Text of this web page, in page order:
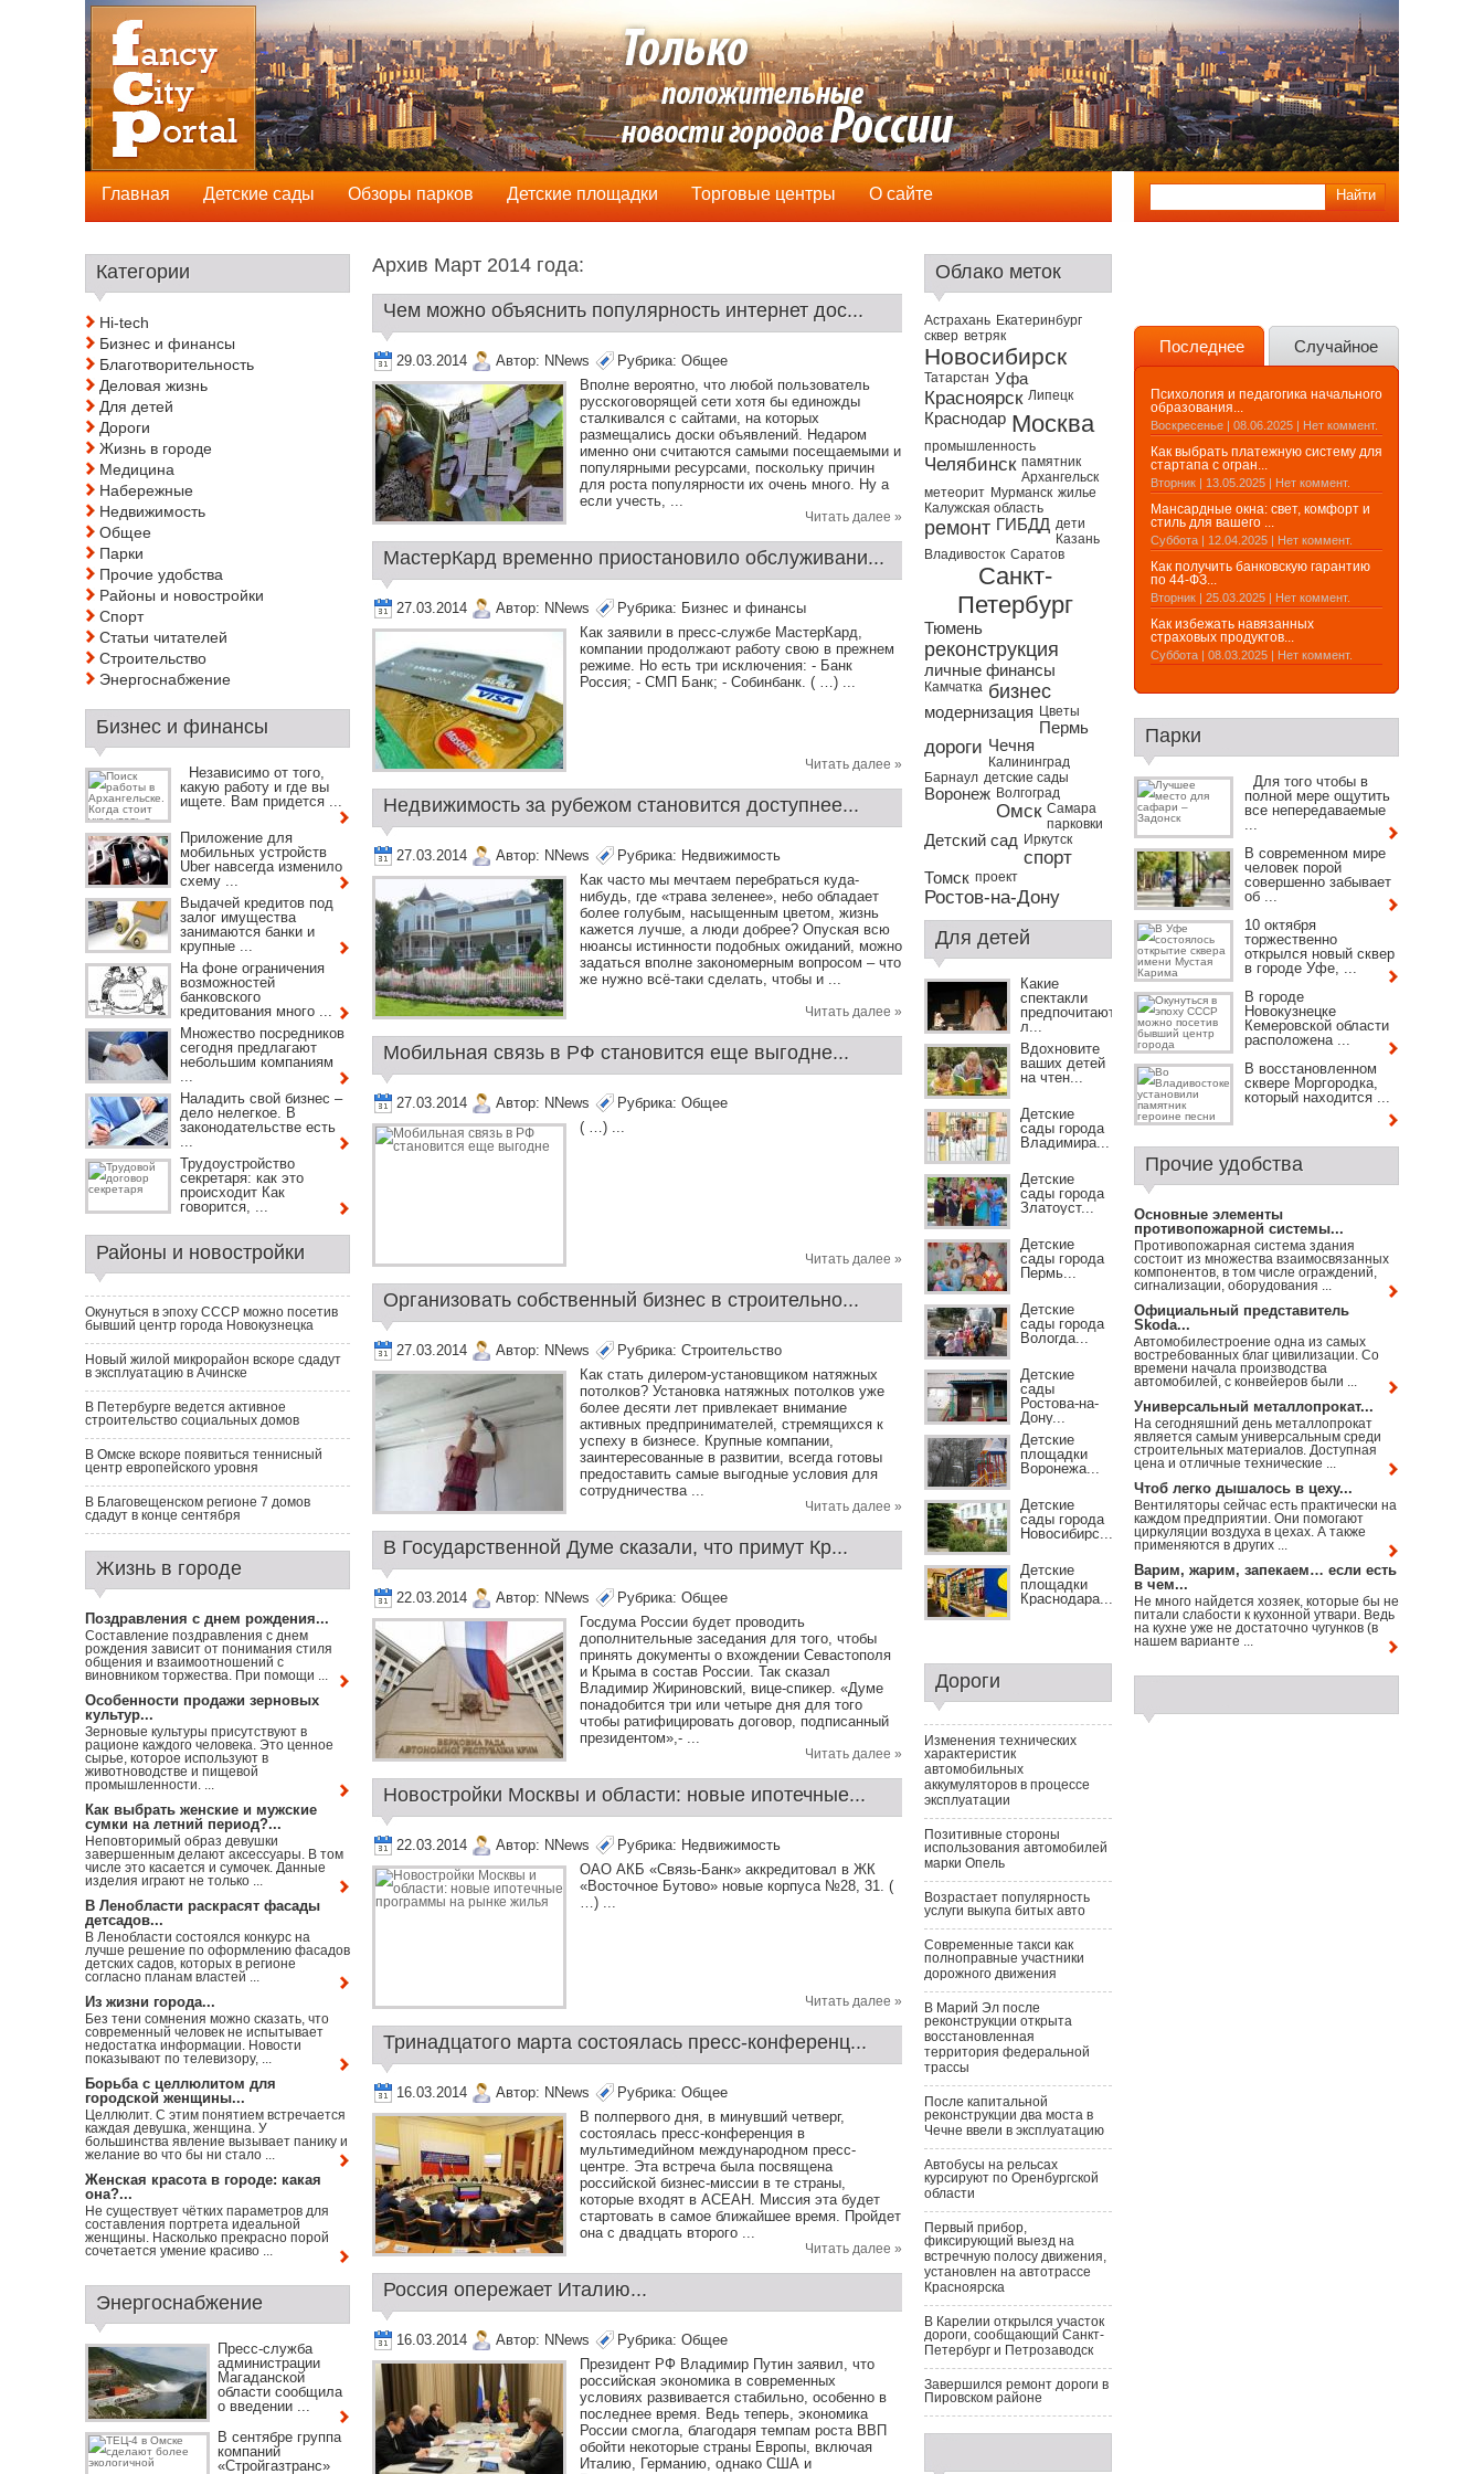
Архив Март 2014 годa:
Чем можно объяснить популярность интернет дос...
29.03.2014 Автор: NNews Рубрика: Общее
Вполне вероятно, что любой пользователь
русскоговорящей сети хотя бы единожды
сталкивался с сайтами, на которых
размещались доски объявлений. Недаром
именно они считаются самыми посещаемыми и
популярными ресурсами, поскольку причин
для роста популярности их очень много. Ну а
если учесть, ...
Читать далее »
МастерКард временно приостановило обслуживани...
27.03.2014 Автор: NNews Рубрика: Бизнес и финансы
Как заявили в пресс-службе МастерКард,
компании продолжают работу свою в прежнем
режиме. Но есть три исключения: - Банк
Россия; - СМП Банк; - Собинбанк. ( …) ...
Читать далее »
Недвижимость за рубежом становится доступнее...
27.03.2014 Автор: NNews Рубрика: Недвижимость
Как часто мы мечтаем перебраться куда-
нибудь, где «трава зеленее», небо обладает
более голубым, насыщенным цветом, жизнь
кажется лучше, а люди добрее? Опуская всю
нюансы истинности подобных ожиданий, можно
задаться вполне закономерным вопросом – что
же нужно всё-таки сделать, чтобы и ...
Читать далее »
Мобильная связь в РФ становится еще выгодне...
27.03.2014 Автор: NNews Рубрика: Общее
( …) ...
Читать далее »
Организовать собственный бизнес в строительно...
27.03.2014 Автор: NNews Рубрика: Строительство
Как стать дилером-установщиком натяжных
потолков? Установка натяжных потолков уже
более десяти лет привлекает внимание
активных предпринимателей, стремящихся к
успеху в бизнесе. Крупные компании,
заинтересованные в развитии, всегда готовы
предоставить самые выгодные условия для
сотрудничества ...
Читать далее »
В Государственной Думе сказали, что примут Кр...
22.03.2014 Автор: NNews Рубрика: Общее
Госдума России будет проводить
дополнительные заседания для того, чтобы
принять документы о вхождении Севастополя
и Крыма в состав России. Так сказал
Владимир Жириновский, вице-спикер. «Думе
понадобится три или четыре дня для того
чтобы ратифицировать договор, подписанный
президентом»,- ...
Читать далее »
Новостройки Москвы и области: новые ипотечные...
22.03.2014 Автор: NNews Рубрика: Недвижимость
ОАО АКБ «Связь-Банк» аккредитовал в ЖК
«Восточное Бутово» новые корпуса №28, 31. (
…) ...
Читать далее »
Тринадцатого марта состоялась пресс-конференц...
16.03.2014 Автор: NNews Рубрика: Общее
В полпервого дня, в минувший четверг,
состоялась пресс-конференция в
мультимедийном международном пресс-
центре. Эта встреча была посвящена
российской бизнес-миссии в те страны,
которые входят в АСЕАН. Миссия эта будет
стартовать в самое ближайшее время. Пройдет
она с двадцать второго ...
Читать далее »
Россия опережает Италию...
16.03.2014 Автор: NNews Рубрика: Общее
Президент РФ Владимир Путин заявил, что
российская экономика в современных
условиях развивается стабильно, особенно в
последнее время. Ведь теперь, экономика
России смогла, благодаря темпам роста ВВП
обойти некоторые страны Европы, включая
Италию, Германию, однако США и
Категории
Hi-tech
Бизнес и финансы
Благотворительность
Деловая жизнь
Для детей
Дороги
Жизнь в городе
Медицина
Набережные
Недвижимость
Общее
Парки
Прочие удобства
Районы и новостройки
Спорт
Статьи читателей
Строительство
Энергоснабжение
Бизнес и финансы
Независимо от того,
какую работу и где вы
ищете. Вам придется ...
Приложение для
мобильных устройств
Uber навсегда изменило
схему ...
Выдачей кредитов под
залог имущества
занимаются банки и
крупные ...
На фоне ограничения
возможностей
банковского
кредитования много ...
Множество посредников
сегодня предлагают
небольшим компаниям
...
Наладить свой бизнес –
дело нелегкое. В
законодательстве есть
...
Трудоустройство
секретаря: как это
происходит Как
говорится, ...
Районы и новостройки
Окунуться в эпоху СССР можно посетив
бывший центр города Новокузнецка
Новый жилой микрорайон вскоре сдадут
в эксплуатацию в Ачинске
В Петербурге ведется активное
строительство социальных домов
В Омске вскоре появиться теннисный
центр европейского уровня
В Благовещенском регионе 7 домов
сдадут в конце сентября
Жизнь в городе
Поздравления с днем рождения...
Составление поздравления с днем
рождения зависит от понимания стиля
общения и взаимоотношений с
виновником торжества. При помощи ...
Особенности продажи зерновых
культур...
Зерновые культуры присутствуют в
рационе каждого человека. Это ценное
сырье, которое используют в
животноводстве и пищевой
промышленности. ...
Как выбрать женские и мужские
сумки на летний период?...
Неповторимый образ девушки
завершенным делают аксессуары. В том
числе это касается и сумочек. Данные
изделия играют не только ...
В Ленобласти раскрасят фасады
детсадов...
В Ленобласти состоялся конкурс на
лучше решение по оформлению фасадов
детских садов, которых в регионе
согласно планам властей ...
Из жизни города...
Без тени сомнения можно сказать, что
современный человек не испытывает
недостатка информации. Новости
показывают по телевизору, ...
Борьба с целлюлитом для
городской женщины...
Целлюлит. С этим понятием встречается
каждая девушка, женщина. У
большинства явление вызывает панику и
желание во что бы ни стало ...
Женская красота в городе: какая
она?...
Не существует чётких параметров для
составления портрета идеальной
женщины. Насколько прекрасно порой
сочетается умение красиво ...
Энергоснабжение
Пресс-служба
администрации
Магаданской
области сообщила
о введении ...
В сентябре группа
компаний
«Стройгазтранс»
Облако меток
Астрахань Екатеринбург
сквер ветряк
Новосибирск
Татарстан Уфа
Красноярск Липецк
Краснодар Москва
промышленность
Челябинск памятник
Архангельск
метеорит Мурманск жилье
Калужская область
ремонт ГИБДД дети
Казань
Владивосток Саратов
Санкт-
Петербург
Тюмень
реконструкция
личные финансы
Камчатка бизнес
модернизация Цветы
Пермь
дороги Чечня
Калининград
Барнаул детские сады
Воронеж Волгоград
Омск Самара
парковки
Детский сад Иркутск
спорт
Томск проект
Ростов-на-Дону
Для детей
Какие
спектакли
предпочитают
л...
Вдохновите
ваших детей
на чтен...
Детские
сады города
Владимира...
Детские
сады города
Златоуст...
Детские
сады города
Пермь...
Детские
сады города
Вологда...
Детские
сады
Ростова-на-
Дону...
Детские
площадки
Воронежа...
Детские
сады города
Новосибирс...
Детские
площадки
Краснодара...
Дороги
Изменения технических
характеристик
автомобильных
аккумуляторов в процессе
эксплуатации
Позитивные стороны
использования автомобилей
марки Опель
Возрастает популярность
услуги выкупа битых авто
Современные такси как
полноправные участники
дорожного движения
В Марий Эл после
реконструкции открыта
восстановленная
территория федеральной
трассы
После капитальной
реконструкции два моста в
Чечне ввели в эксплуатацию
Автобусы на рельсах
курсируют по Оренбургской
области
Первый прибор,
фиксирующий выезд на
встречную полосу движения,
установлен на автотрассе
Красноярска
В Карелии открылся участок
дороги, сообщающий Санкт-
Петербург и Петрозаводск
Завершился ремонт дороги в
Пировском районе
Последнее Случайное
Психология и педагогика начального
образования...
Воскресенье | 08.06.2025 | Нет коммент.
Как выбрать платежную систему для
стартапа с огран...
Вторник | 13.05.2025 | Нет коммент.
Мансардные окна: свет, комфорт и
стиль для вашего ...
Суббота | 12.04.2025 | Нет коммент.
Как получить банковскую гарантию
по 44-ФЗ...
Вторник | 25.03.2025 | Нет коммент.
Как избежать навязанных
страховых продуктов...
Суббота | 08.03.2025 | Нет коммент.
Парки
Для того чтобы в
полной мере ощутить
все непередаваемые
...
В современном мире
человек порой
совершенно забывает
об ...
10 октября
торжественно
открылся новый сквер
в городе Уфе, ...
В городе
Новокузнецке
Кемеровской области
расположена ...
В восстановленном
сквере Моргородка,
который находится ...
Прочие удобства
Основные элементы
противопожарной системы...
Противопожарная система здания
состоит из множества взаимосвязанных
компонентов, в том числе ограждений,
сигнализации, оборудования ...
Официальный представитель
Skoda...
Автомобилестроение одна из самых
востребованных благ цивилизации. Со
времени начала производства
автомобилей, с конвейеров были ...
Универсальный металлопрокат...
На сегодняшний день металлопрокат
является самым универсальным среди
строительных материалов. Доступная
цена и отличные технические ...
Чтоб легко дышалось в цеху...
Вентиляторы сейчас есть практически на
каждом предприятии. Они помогают
циркуляции воздуха в цехах. А также
применяются в других ...
Варим, жарим, запекаем… если есть
в чем...
Не много найдется хозяек, которые бы не
питали слабости к кухонной утвари. Ведь
на кухне уже не достаточно чугунков (в
нашем варианте ...
Главная Детские сады Обзоры парков Детские площадки Торговые центры О сайте